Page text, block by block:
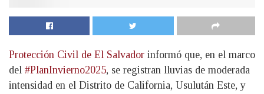
Protección Civil de El Salvador informó que, en el marco
del #PlanInvierno2025, se registran lluvias de moderada
intensidad en el Distrito de California, Usulután Este, y